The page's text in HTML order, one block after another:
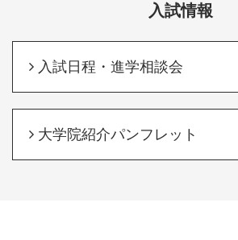
入試情報
入試日程・進学相談会
大学院紹介パンフレット